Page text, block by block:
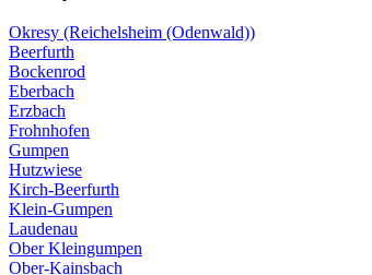
Okresy (Reichelsheim (Odenwald))
Beerfurth
Bockenrod
Eberbach
Erzbach
Frohnhofen
Gumpen
Hutzwiese
Kirch-Beerfurth
Klein-Gumpen
Laudenau
Ober Kleingumpen
Ober-Kainsbach